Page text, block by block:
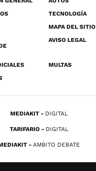
TECNOLOGÍA
MAPA DEL SITIO
AVISO LEGAL
MULTAS
MEDIAKIT DIGITAL
TARIFARIO DIGITAL
AMBITO DEBATE